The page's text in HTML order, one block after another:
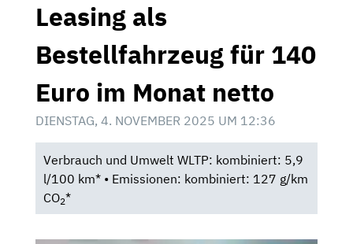
Leasing als
Bestellfahrzeug für 140
Euro im Monat netto
DIENSTAG, 4. NOVEMBER 2025 UM 12:36
Verbrauch und Umwelt WLTP: kombiniert: 5,9
l/100 km* • Emissionen: kombiniert: 127 g/km
CO2*